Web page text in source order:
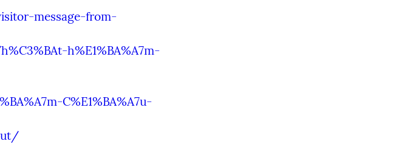
message-from-
h%E1%BA%A7m-
C%E1%BA%A7u-